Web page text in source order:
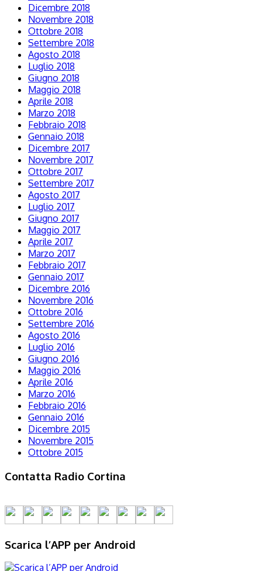
Dicembre 2018
Novembre 2018
Ottobre 2018
Settembre 2018
Agosto 2018
Luglio 2018
Giugno 2018
Maggio 2018
Aprile 2018
Marzo 2018
Febbraio 2018
Gennaio 2018
Dicembre 2017
Novembre 2017
Ottobre 2017
Settembre 2017
Agosto 2017
Luglio 2017
Giugno 2017
Maggio 2017
Aprile 2017
Marzo 2017
Febbraio 2017
Gennaio 2017
Dicembre 2016
Novembre 2016
Ottobre 2016
Settembre 2016
Agosto 2016
Luglio 2016
Giugno 2016
Maggio 2016
Aprile 2016
Marzo 2016
Febbraio 2016
Gennaio 2016
Dicembre 2015
Novembre 2015
Ottobre 2015
Contatta Radio Cortina
Scarica l’APP per Android